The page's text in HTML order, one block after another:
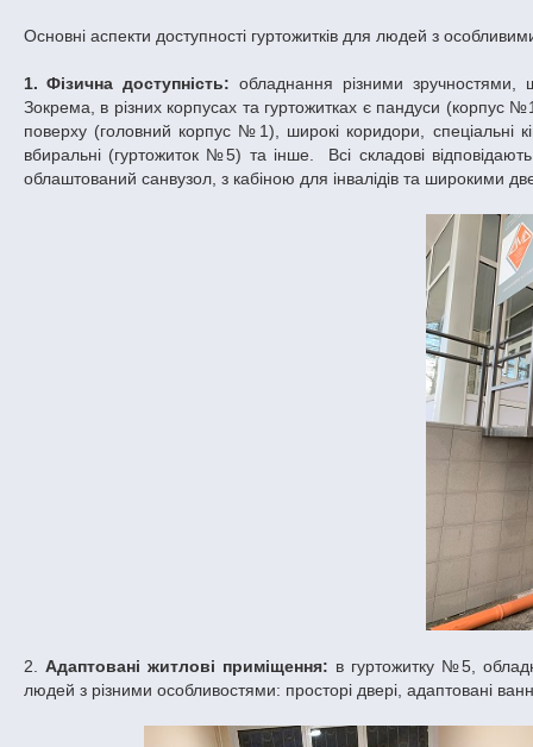
Основні аспекти доступності гуртожитків для людей з
1. Фізична доступність: обладнання різними
Зокрема, в різних корпусах та гуртожитках є пандуси (корпус
поверху (головний корпус №1), широкі коридори, спеціальні
вбиральні (гуртожиток №5) та інше. Всі складові
облаштований санвузол, з кабіною для інвалідів та широкими
2. Адаптовані житлові приміщення: в гуртожитку №5,
людей з різними особливостями: просторі двері, адаптовані